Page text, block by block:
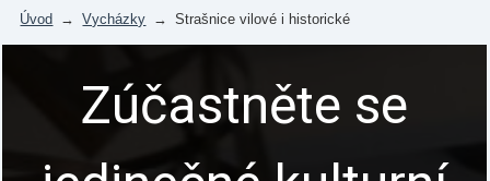
Úvod → Vycházky → Strašnice vilové i historické
Zúčastněte se